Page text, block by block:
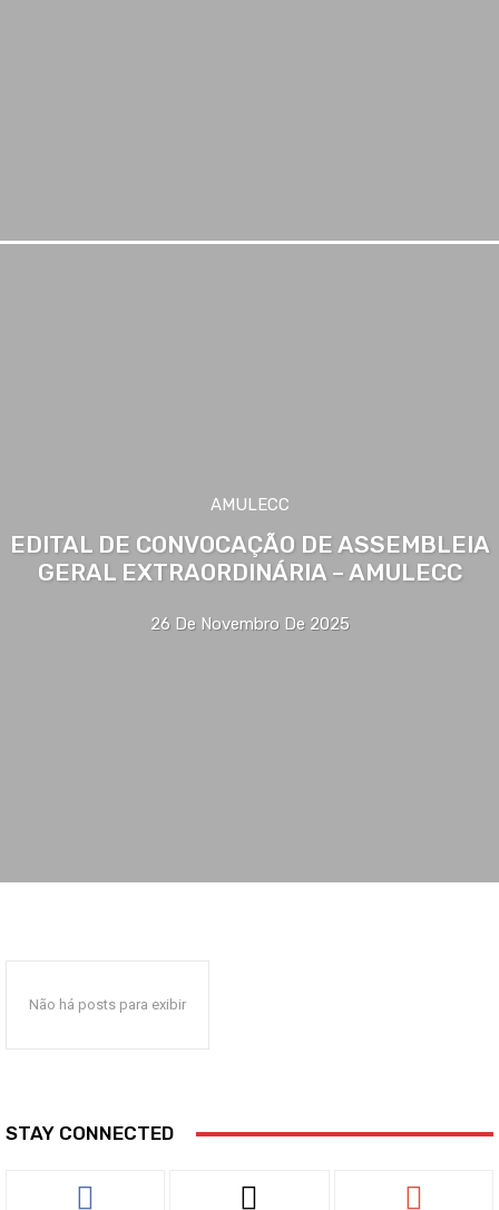
AMULECC
EDITAL DE CONVOCAÇÃO DE ASSEMBLEIA
GERAL EXTRAORDINÁRIA – AMULECC
26 De Novembro De 2025
Não há posts para exibir
STAY CONNECTED